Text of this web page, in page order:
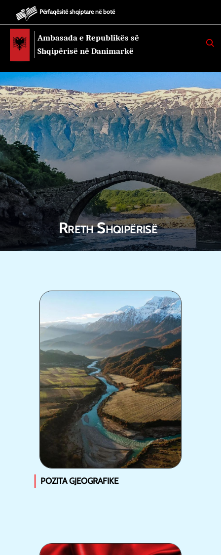
Përfaqësitë shqiptare në botë
Ambasada e Republikës së
Shqipërisë në Danimarkë
K
E
Rreth Shqipërisë
POZITA GJEOGRAFIKE